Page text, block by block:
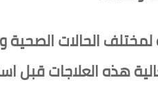
الحالات
هذه العلاجات قبل